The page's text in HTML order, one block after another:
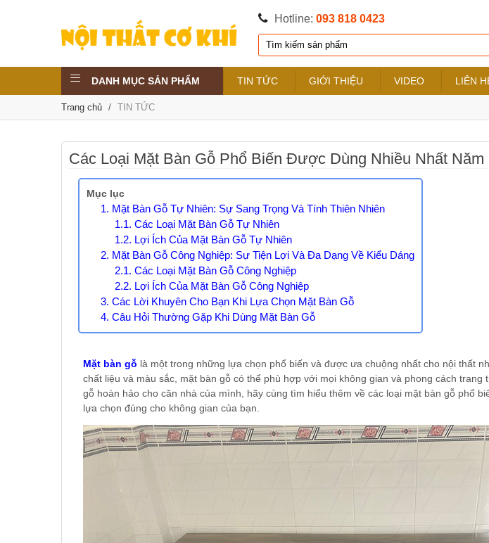
Hotline: 093 818 0423
DANH MỤC SẢN PHẨM TIN TỨC GIỚI THIỆU VIDEO LIÊN
Trang chủ / TIN TỨC
Các Loại Mặt Bàn Gỗ Phổ Biến Được Dùng Nhiều Nhất Năm
Mục lục
1. Mặt Bàn Gỗ Tự Nhiên: Sự Sang Trọng Và Tính Thiên Nhiên
1.1. Các Loại Mặt Bàn Gỗ Tự Nhiên
1.2. Lợi Ích Của Mặt Bàn Gỗ Tự Nhiên
2. Mặt Bàn Gỗ Công Nghiệp: Sự Tiện Lợi Và Đa Dạng Về Kiểu Dáng
2.1. Các Loại Mặt Bàn Gỗ Công Nghiệp
2.2. Lợi Ích Của Mặt Bàn Gỗ Công Nghiệp
3. Các Lời Khuyên Cho Bạn Khi Lựa Chọn Mặt Bàn Gỗ
4. Câu Hỏi Thường Gặp Khi Dùng Mặt Bàn Gỗ
Mặt bàn gỗ là một trong những lựa chọn phổ biến và được ưa chuộng nhất cho nội thất
chất liệu và màu sắc, mặt bàn gỗ có thể phù hợp với mọi không gian và phong cách trang
gỗ hoàn hảo cho căn nhà của mình, hãy cùng tìm hiểu thêm về các loại mặt bàn gỗ phổ
lựa chọn đúng cho không gian của bạn.